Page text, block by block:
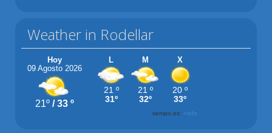
Weather in Rodellar